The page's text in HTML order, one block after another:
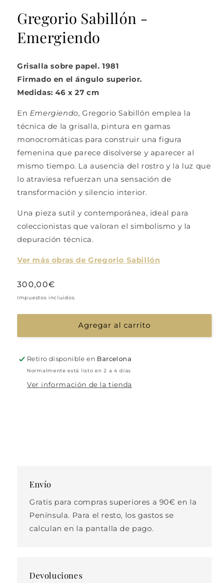
ventana
modal
Gregorio Sabillón -
Emergiendo
Grisalla sobre papel. 1981
Firmado en el ángulo superior.
Medidas: 46 x 27 cm
En Emergiendo, Gregorio Sabillón emplea la
técnica de la grisalla, pintura en gamas
monocromáticas para construir una figura
femenina que parece disolverse y aparecer al
mismo tiempo. La ausencia del rostro y la luz que
lo atraviesa refuerzan una sensación de
transformación y silencio interior.
Una pieza sutil y contemporánea, ideal para
coleccionistas que valoran el simbolismo y la
depuración técnica.
Ver más obras de Gregorio Sabillón
Precio
habitual
300,00€
Impuestos incluidos.
Agregar al carrito
Retiro disponible en Barcelona
Normalmente está listo en 2 a 4 días
Ver información de la tienda
Envío
Gratis para compras superiores a 90€ en la
Península. Para el resto, los gastos se
calculan en la pantalla de pago.
Devoluciones